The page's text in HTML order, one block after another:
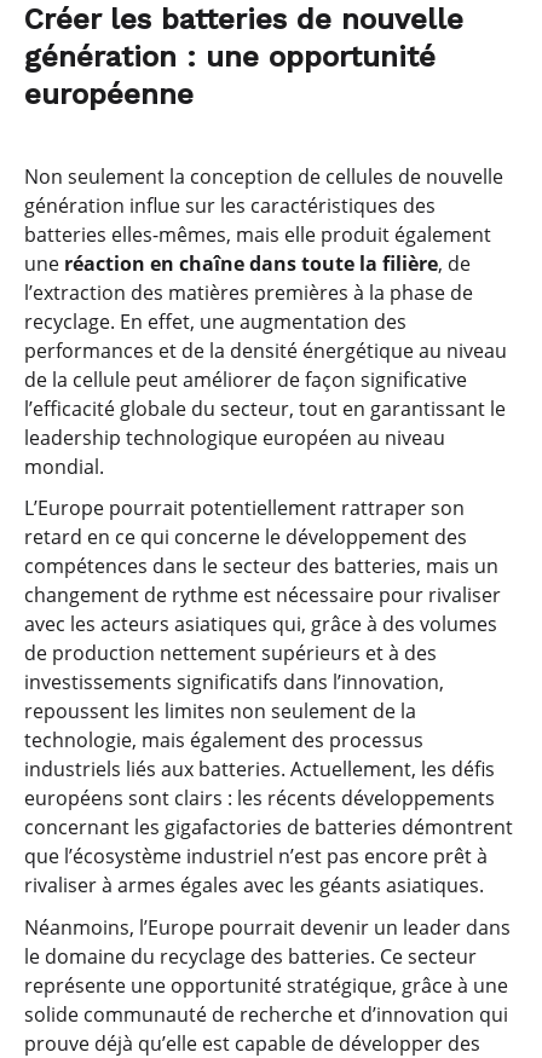
Créer les batteries de nouvelle
génération : une opportunité
européenne
Non seulement la conception de cellules de nouvelle
génération influe sur les caractéristiques des
batteries elles-mêmes, mais elle produit également
une réaction en chaîne dans toute la filière, de
l’extraction des matières premières à la phase de
recyclage. En effet, une augmentation des
performances et de la densité énergétique au niveau
de la cellule peut améliorer de façon significative
l’efficacité globale du secteur, tout en garantissant le
leadership technologique européen au niveau
mondial.
L’Europe pourrait potentiellement rattraper son
retard en ce qui concerne le développement des
compétences dans le secteur des batteries, mais un
changement de rythme est nécessaire pour rivaliser
avec les acteurs asiatiques qui, grâce à des volumes
de production nettement supérieurs et à des
investissements significatifs dans l’innovation,
repoussent les limites non seulement de la
technologie, mais également des processus
industriels liés aux batteries. Actuellement, les défis
européens sont clairs : les récents développements
concernant les gigafactories de batteries démontrent
que l’écosystème industriel n’est pas encore prêt à
rivaliser à armes égales avec les géants asiatiques.
Néanmoins, l’Europe pourrait devenir un leader dans
le domaine du recyclage des batteries. Ce secteur
représente une opportunité stratégique, grâce à une
solide communauté de recherche et d’innovation qui
prouve déjà qu’elle est capable de développer des